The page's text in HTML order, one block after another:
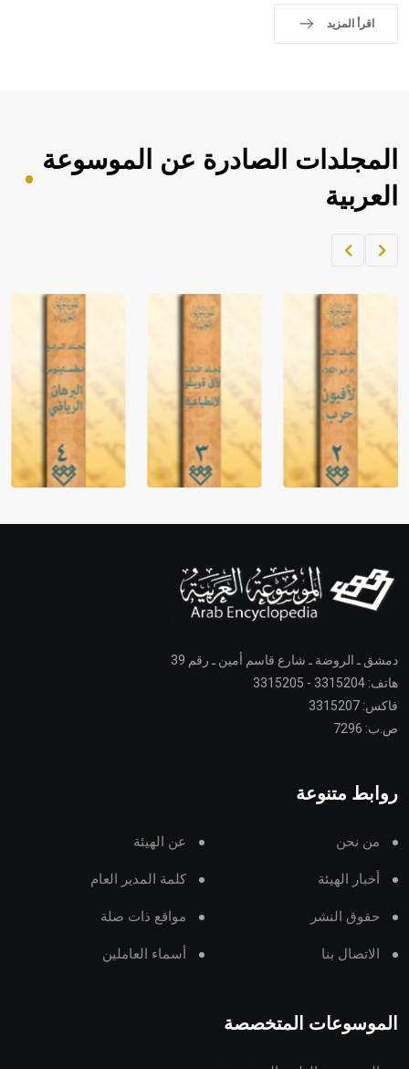
sign تكتب منفصلة غير متصلة، وتعتمد المبدأ الأكوروفوني،اقرأ المزيد
المجلدات الصادرة عن الموسوعة
العربية
دمشق ـ الروضة ـ شارع قاسم أمين ـ رقم 39
هاتف: 3315204 - 3315205
فاكس: 3315207
ص.ب: 7296
روابط متنوعة
من نحن عن الهيئة
أخبار الهيئة كلمة المدير العام
حقوق النشر مواقع ذات صلة
الاتصال بنا أسماء العاملين
الموسوعات المتخصصة